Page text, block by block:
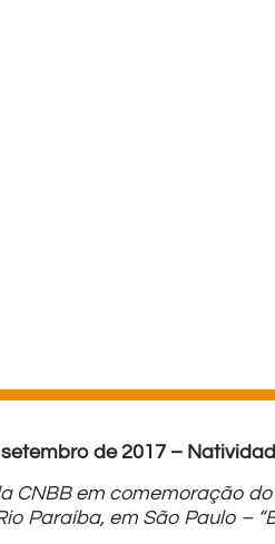
setembro de 2017 –
CNBB em comemoração
Paraíba, em São Paulo –